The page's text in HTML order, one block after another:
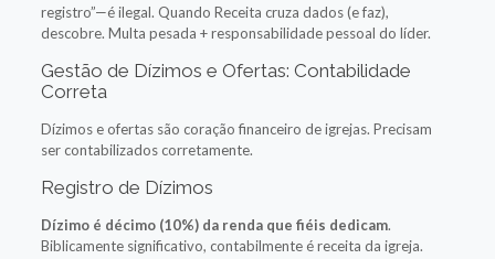
registro”—é ilegal. Quando Receita cruza dados (e faz),
descobre. Multa pesada + responsabilidade pessoal do líder.
Gestão de Dízimos e Ofertas: Contabilidade
Correta
Dízimos e ofertas são coração financeiro de igrejas. Precisam
ser contabilizados corretamente.
Registro de Dízimos
Dízimo é décimo (10%) da renda que fiéis dedicam.
Biblicamente significativo, contabilmente é receita da igreja.